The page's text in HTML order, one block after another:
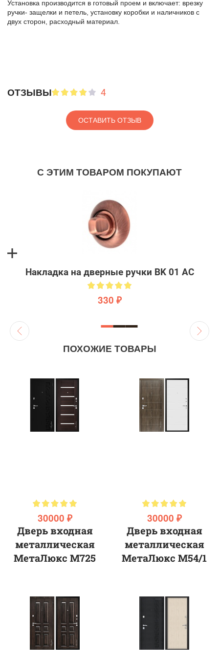
Установка производится в готовый проем и включает: врезку
ручки- защелки и петель, установку коробки и наличников с
двух сторон, расходный материал.
ОТЗЫВЫ 4
ОСТАВИТЬ ОТЗЫВ
С ЭТИМ ТОВАРОМ ПОКУПАЮТ
Накладка на дверные ручки BK 01 AC
330 ₽
ПОХОЖИЕ ТОВАРЫ
30000 ₽
Дверь входная
металлическая
МетаЛюкс М725
30000 ₽
Дверь входная
металлическая
МетаЛюкс M54/1